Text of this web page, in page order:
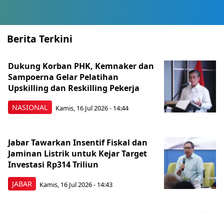
Berita Terkini
NASIONAL
Dukung Korban PHK, Kemnaker dan
Sampoerna Gelar Pelatihan
Upskilling dan Reskilling Pekerja
Kamis, 16 Jul 2026 - 14:44
JABAR
Jabar Tawarkan Insentif Fiskal dan
Jaminan Listrik untuk Kejar Target
Investasi Rp314 Triliun
Kamis, 16 Jul 2026 - 14:43